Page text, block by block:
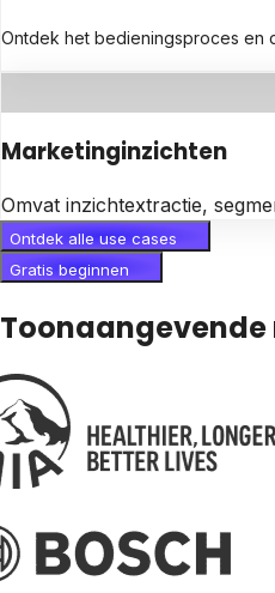
Ontdek het bedieningsproces en
Marketinginzichten
Omvat inzichtextractie,
Ontdek alle use cases
Gratis beginnen